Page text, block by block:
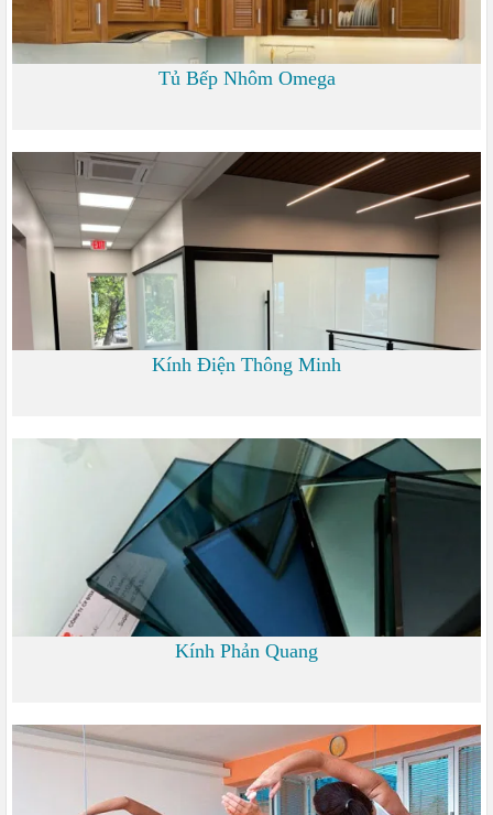
Tủ Bếp Nhôm Omega
6.000
Kính Điện Thông Minh
0
Kính Phản Quang